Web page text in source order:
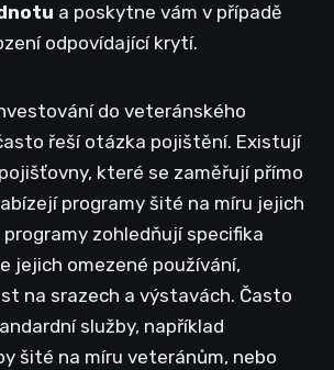
a poskytne vám v případě
odpovídající krytí.
do veteránského
řeší otázka pojištění. Existují
které se zaměřují přímo
programy šité na míru jejich
zohledňují specifika
jejich omezené používání,
na srazech a výstavách. Často
služby, například
šité na míru veteránům, nebo